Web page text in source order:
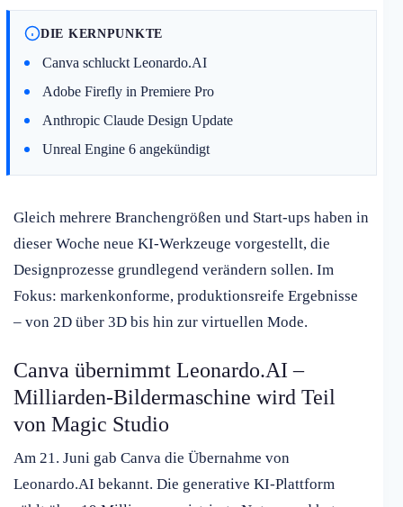
DIE KERNPUNKTE
Canva schluckt Leonardo.AI
Adobe Firefly in Premiere Pro
Anthropic Claude Design Update
Unreal Engine 6 angekündigt
Gleich mehrere Branchengrößen und Start-ups haben in
dieser Woche neue KI-Werkzeuge vorgestellt, die
Designprozesse grundlegend verändern sollen. Im
Fokus: markenkonforme, produktionsreife Ergebnisse
– von 2D über 3D bis hin zur virtuellen Mode.
Canva übernimmt Leonardo.AI –
Milliarden-Bildermaschine wird Teil
von Magic Studio
Am 21. Juni gab Canva die Übernahme von
Leonardo.AI bekannt. Die generative KI-Plattform